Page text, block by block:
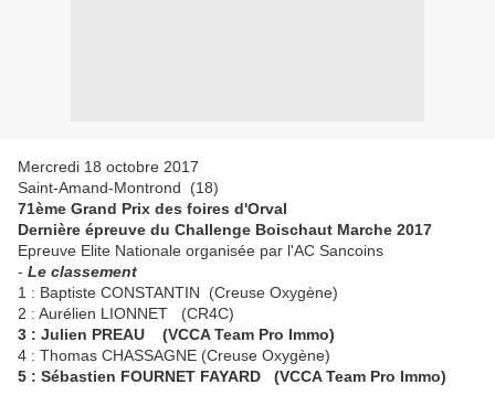
Mercredi 18 octobre 2017
Saint-Amand-Montrond (18)
71ème Grand Prix des foires d'Orval
Dernière épreuve du Challenge Boischaut Marche 2017
Epreuve Elite Nationale organisée par l'AC Sancoins
- Le classement
1 : Baptiste CONSTANTIN (Creuse Oxygène)
2 : Aurélien LIONNET (CR4C)
3 : Julien PREAU (VCCA Team Pro Immo)
4 : Thomas CHASSAGNE (Creuse Oxygène)
5 : Sébastien FOURNET FAYARD (VCCA Team Pro Immo)